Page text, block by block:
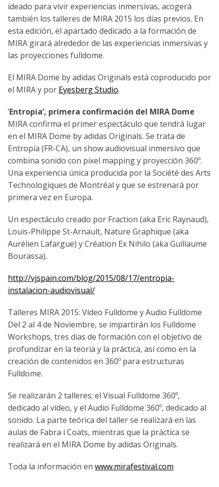
ideado para vivir experiencias inmersivas, acogerá
también los talleres de MIRA 2015 los días previos. En
esta edición, el apartado dedicado a la formación de
MIRA girará alrededor de las experiencias inmersivas y
las proyecciones fulldome.
El MIRA Dome by adidas Originals está coproducido por
el MIRA y por Eyesberg Studio.
‘Entropia’, primera confirmación del MIRA Dome
MIRA confirma el primer espectáculo que tendrá lugar
en el MIRA Dome by adidas Originals. Se trata de
Entropia (FR-CA), un show audiovisual inmersivo que
combina sonido con pixel mapping y proyección 360º.
Una experiencia única producida por la Société des Arts
Technologiques de Montréal y que se estrenará por
primera vez en Europa.
Un espectáculo creado por Fraction (aka Eric Raynaud),
Louis-Philippe St-Arnault, Nature Graphique (aka
Aurélien Lafargue) y Création Ex Nihilo (aka Guillaume
Bourassa).
http://vjspain.com/blog/2015/08/17/entropia-
instalacion-audiovisual/
Talleres MIRA 2015: Vídeo Fulldome y Audio Fulldome
Del 2 al 4 de Noviembre, se impartirán los Fulldome
Workshops, tres días de formación con el objetivo de
profundizar en la teoría y la práctica, así como en la
creación de contenidos en 360º para estructuras
Fulldome.
Se realizarán 2 talleres; el Visual Fulldome 360º,
dedicado al vídeo, y el Audio Fulldome 360º, dedicado al
sonido. La parte teórica del taller se realizará en las
aulas de Fabra i Coats, mientras que la práctica se
realizará en el MIRA Dome by adidas Originals.
Toda la información en www.mirafestival.com